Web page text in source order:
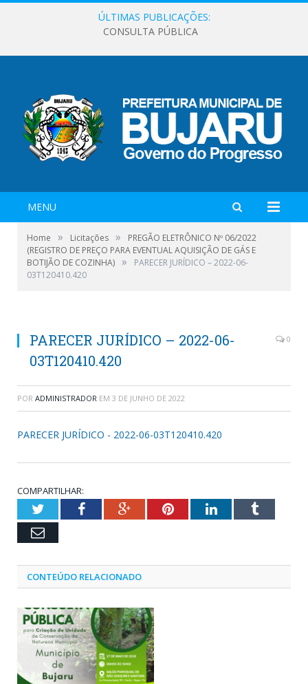
ÚLTIMAS PUBLICAÇÕES:
CONSULTA PÚBLICA
MENU
Home » Licitações »
PREGÃO ELETRÔNICO Nº 06/2022
(REGISTRO DE PREÇO PARA EVENTUAL AQUISIÇÃO DE GÁS E
BOTIJÃO DE COZINHA) »
PARECER JURÍDICO – 2022-06-
03T120410.420
PARECER JURÍDICO – 2022-06-
03T120410.420
0
POR ADMINISTRADOR EM 3 DE JUNHO DE 2022
PARECER JURÍDICO - 2022-06-03T120410.420
COMPARTILHAR:
TwitterFacebookGoogle+PinterestLinkedInTumblr
Email
CONTEÚDO RELACIONADO